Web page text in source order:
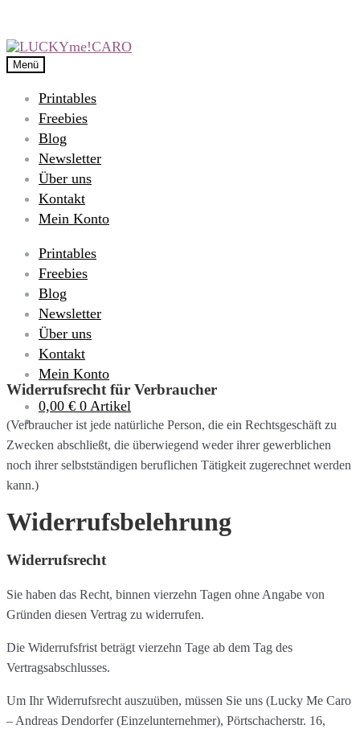
Menü
Printables
Freebies
Blog
Newsletter
Über uns
Kontakt
Mein Konto
Printables
Freebies
Blog
Newsletter
Über uns
Kontakt
Mein Konto
0,00 € 0 Artikel
Widerrufsrecht für Verbraucher
(Verbraucher ist jede natürliche Person, die ein Rechtsgeschäft zu
Zwecken abschließt, die überwiegend weder ihrer gewerblichen
noch ihrer selbstständigen beruflichen Tätigkeit zugerechnet werden
kann.)
Widerrufsbelehrung
Widerrufsrecht
Sie haben das Recht, binnen vierzehn Tagen ohne Angabe von
Gründen diesen Vertrag zu widerrufen.
Die Widerrufsfrist beträgt vierzehn Tage ab dem Tag des
Vertragsabschlusses.
Um Ihr Widerrufsrecht auszuüben, müssen Sie uns (Lucky Me Caro
– Andreas Dendorfer (Einzelunternehmer), Pörtschacherstr. 16,